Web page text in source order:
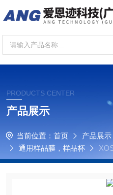
PRODUCTS CENTER
产品展示
当前位置： 首页 产品展示
通用样品膜，样品杯
分析仪，XRF样品膜